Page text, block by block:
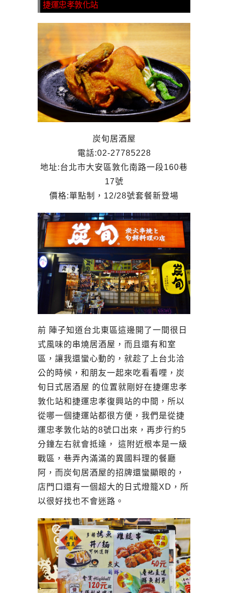
捷運忠孝敦化站
炭旬居酒屋
電話:02-27785228
地址:台北市大安區敦化南路一段160巷
17號
價格:單點制，12/28號套餐新登場
前 陣子知道台北東區這邊開了一間很日
式風味的串燒居酒屋，而且還有和室
區，讓我還蠻心動的，就趁了上台北洽
公的時候，和朋友一起來吃看看哩，炭
旬日式居酒屋 的位置就剛好在捷運忠孝
敦化站和捷運忠孝復興站的中間，所以
從哪一個捷運站都很方便，我們是從捷
運忠孝敦化站的8號口出來，再步行約5
分鐘左右就會抵達， 這附近根本是一級
戰區，巷弄內滿滿的異國料理的餐廳
阿，而炭旬居酒屋的招牌還蠻顯眼的，
店門口還有一個超大的日式燈籠XD，所
以很好找也不會迷路。